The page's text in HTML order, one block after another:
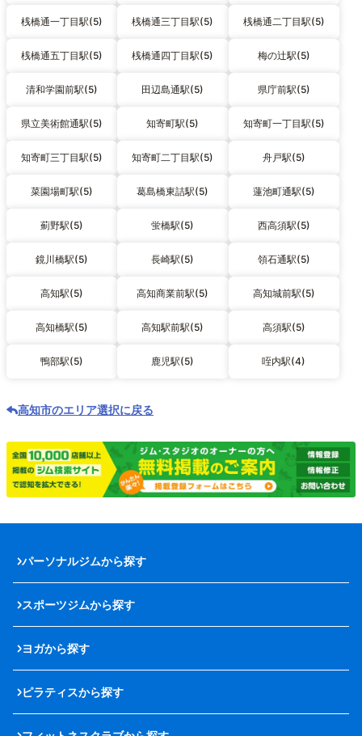
桟橋通一丁目駅(5) 桟橋通三丁目駅(5) 桟橋通二丁目駅(5)
桟橋通五丁目駅(5) 桟橋通四丁目駅(5) 梅の辻駅(5)
清和学園前駅(5) 田辺島通駅(5) 県庁前駅(5)
県立美術館通駅(5) 知寄町駅(5) 知寄町一丁目駅(5)
知寄町三丁目駅(5) 知寄町二丁目駅(5) 舟戸駅(5)
菜園場町駅(5) 葛島橋東詰駅(5) 蓮池町通駅(5)
薊野駅(5) 蛍橋駅(5) 西高須駅(5)
鏡川橋駅(5) 長崎駅(5) 領石通駅(5)
高知駅(5) 高知商業前駅(5) 高知城前駅(5)
高知橋駅(5) 高知駅前駅(5) 高須駅(5)
鴨部駅(5) 鹿児駅(5) 咥内駅(4)
高知市のエリア選択に戻る
パーソナルジムから探す
スポーツジムから探す
ヨガから探す
ピラティスから探す